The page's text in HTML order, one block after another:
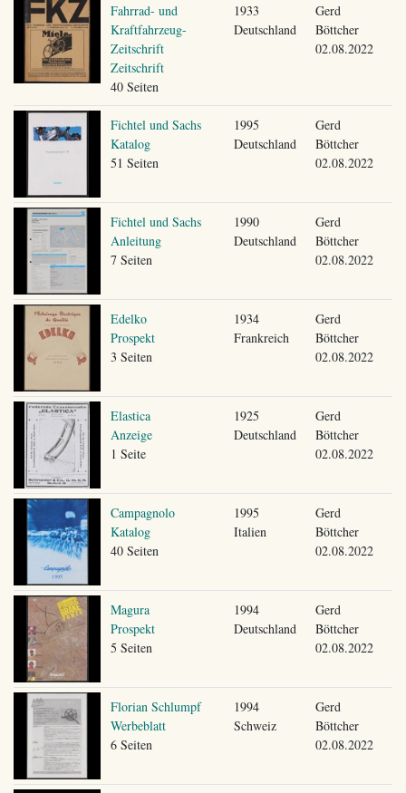
Fahrrad- und
Kraftfahrzeug-
Zeitschrift
Zeitschrift
40 Seiten
1933
Deutschland
Gerd
Böttcher
02.08.2022
Fichtel und Sachs
Katalog
51 Seiten
1995
Deutschland
Gerd
Böttcher
02.08.2022
Fichtel und Sachs
Anleitung
7 Seiten
1990
Deutschland
Gerd
Böttcher
02.08.2022
Edelko
Prospekt
3 Seiten
1934
Frankreich
Gerd
Böttcher
02.08.2022
Elastica
Anzeige
1 Seite
1925
Deutschland
Gerd
Böttcher
02.08.2022
Campagnolo
Katalog
40 Seiten
1995
Italien
Gerd
Böttcher
02.08.2022
Magura
Prospekt
5 Seiten
1994
Deutschland
Gerd
Böttcher
02.08.2022
Florian Schlumpf
Werbeblatt
6 Seiten
1994
Schweiz
Gerd
Böttcher
02.08.2022